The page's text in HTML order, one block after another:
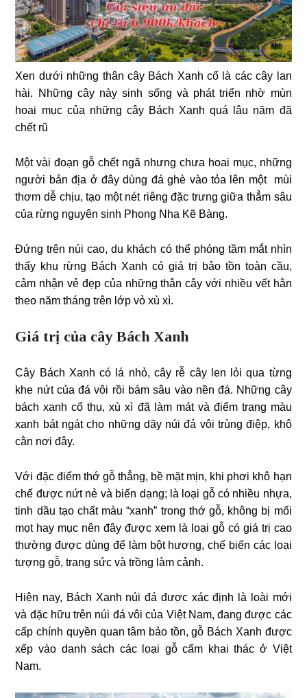
Xen dưới những thân cây Bách Xanh cổ là các cây lan
hài. Những cây này sinh sống và phát triển nhờ mùn
hoai mục của những cây Bách Xanh quá lâu năm đã
chết rũ
Một vài đoạn gỗ chết ngã nhưng chưa hoai mục, những
người bản địa ở đây dùng đá ghè vào tỏa lên một mùi
thơm dễ chịu, tạo một nét riêng đặc trưng giữa thẳm sâu
của rừng nguyên sinh Phong Nha Kẽ Bàng.
Đứng trên núi cao, du khách có thể phóng tầm mắt nhìn
thấy khu rừng Bách Xanh có giá trị bảo tồn toàn cầu,
cảm nhận vẻ đẹp của những thân cây với nhiều vết hằn
theo năm tháng trên lớp vỏ xù xì.
Giá trị của cây Bách Xanh
Cây Bách Xanh có lá nhỏ, cây rễ cây len lỏi qua từng
khe nứt của đá vôi rồi bám sâu vào nền đá. Những cây
bách xanh cổ thụ, xù xì đã làm mát và điểm trang màu
xanh bát ngát cho những dãy núi đá vôi trùng điệp, khô
cằn nơi đây.
Với đặc điểm thớ gỗ thẳng, bề mặt mịn, khi phơi khô hạn
chế được nứt nẻ và biến dạng; là loại gỗ có nhiều nhựa,
tinh dầu tạo chất màu “xanh” trong thớ gỗ, không bị mối
mọt hay mục nên đây được xem là loại gỗ có giá trị cao
thường được dùng để làm bột hương, chế biến các loại
tượng gỗ, trang sức và trồng làm cảnh.
Hiện nay, Bách Xanh núi đá được xác định là loài mới
và đặc hữu trên núi đá vôi của Việt Nam, đang được các
cấp chính quyền quan tâm bảo tồn, gỗ Bách Xanh được
xếp vào danh sách các loại gỗ cấm khai thác ở Việt
Nam.